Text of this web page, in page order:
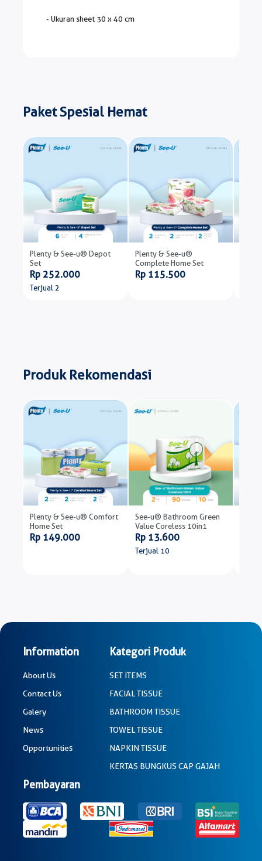
- Ukuran sheet 30 x 40 cm
Paket Spesial Hemat
Plenty & See-u® Depot
Set
Rp 252.000
Terjual 2
Plenty & See-u®
Complete Home Set
Rp 115.500
Produk Rekomendasi
Plenty & See-u® Comfort
Home Set
Rp 149.000
See-u® Bathroom Green
Value Coreless 10in1
Rp 13.600
Terjual 10
Information
About Us
Contact Us
Galery
News
Opportunities
Kategori Produk
SET ITEMS
FACIAL TISSUE
BATHROOM TISSUE
TOWEL TISSUE
NAPKIN TISSUE
KERTAS BUNGKUS CAP GAJAH
Pembayaran